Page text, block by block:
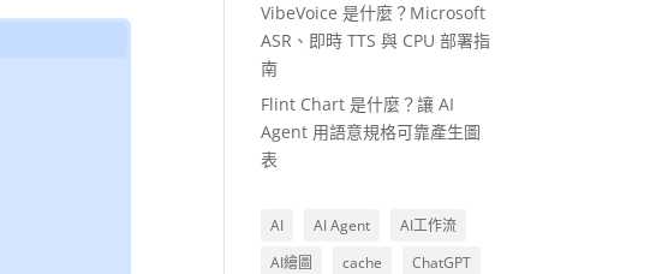
VibeVoice 是什麼？Microsoft
ASR、即時 TTS 與 CPU 部署指
南
Flint Chart 是什麼？讓 AI
Agent 用語意規格可靠產生圖
表
AI AI Agent
AI工作流
AI繪圖
cache
ChatGPT